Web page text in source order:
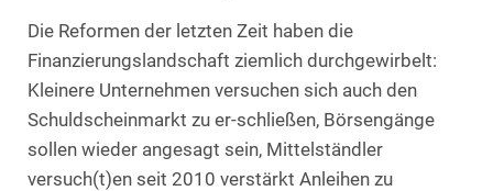
Die Reformen der letzten Zeit haben die
Finanzierungslandschaft ziemlich durchgewirbelt:
Kleinere Unternehmen versuchen sich auch den
Schuldscheinmarkt zu er-schließen, Börsengänge
sollen wieder angesagt sein, Mittelständler
versuch(t)en seit 2010 verstärkt Anleihen zu